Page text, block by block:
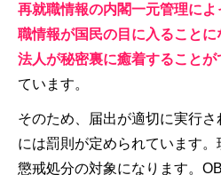
再就職情報の内閣一元管理に
職情報が国民の目に入ること
法人が秘密裏に癒着すること
ています。
そのため、届出が適切に実行
には罰則が定められています。
懲戒処分の対象になります。